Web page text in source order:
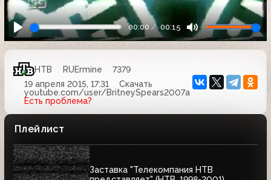
00:00 00:15
НТВ RUErmine
7379
19 апреля 2015, 17:31
Скачать
youtube.com/user/BritneySpears2007a
Есть проблема?
Плейлист
Заставка "Телекомпания НТВ